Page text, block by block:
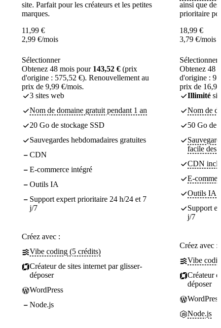
site. Parfait pour les créateurs et les petites
marques.
11,99 €
2,99 €/mois
Sélectionner
Obtenez 48 mois pour 143,52 € (prix
d'origine : 575,52 €). Renouvellement au
prix de 9,99 €/mois.
3 sites web
Nom de domaine gratuit pendant 1 an
20 Go de stockage SSD
Sauvegardes hebdomadaires gratuites
CDN
E-commerce intégré
Outils IA
Support expert prioritaire 24 h/24 et 7
j/7
Créez avec :
Vibe coding (5 crédits)
Créateur de sites internet par glisser-
déposer
WordPress
Node.js
ainsi que
prioritaire
18,99 €
3,79 €/mois
Sélectionner
Obtenez 48
d'origine :
prix de
Illimité
Nom de
50 Go de
facile des
CDN
E-
Outils IA
Support
j/7
Créez avec :
Vibe
Créateur
déposer
WordPress
Node.js